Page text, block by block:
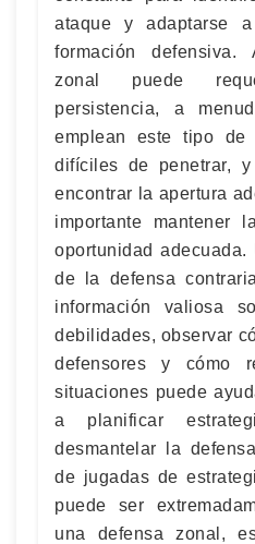
ataque y adaptarse
formación defensiva.
zonal puede
persistencia, a
emplean este tipo de
difíciles de penetrar,
encontrar la apertura
importante mantener
oportunidad
de la defensa
información valiosa
debilidades, observar
defensores y cómo
situaciones puede
a planificar
desmantelar la
de jugadas de
puede ser
una defensa zonal,